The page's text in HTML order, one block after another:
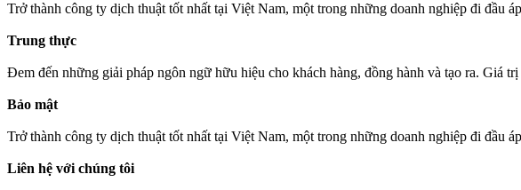
Trở thành công ty dịch thuật tốt nhất tại Việt Nam, một trong những doanh nghiệp đi đầu
Trung thực
Đem đến những giải pháp ngôn ngữ hữu hiệu cho khách hàng, đồng hành và tạo ra. Giá
Bảo mật
Trở thành công ty dịch thuật tốt nhất tại Việt Nam, một trong những doanh nghiệp đi đầu
Liên hệ với chúng tôi